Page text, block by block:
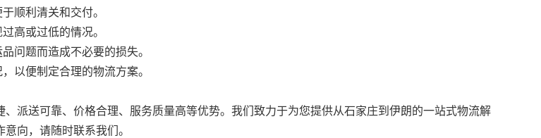
顺利清关和交付。
高或过低的情况。
问题而造成不必要的损失。
以便制定合理的物流方案。
派送可靠、价格合理、服务质量高等优势。我们致力于为您提供从石家庄到伊朗的一站式物流解
向，请随时联系我们。